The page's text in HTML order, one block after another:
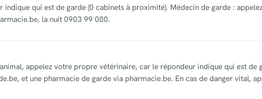
qui est de garde (0 cabinets à proximité). Médecin de garde :
la nuit 0903 99 000.
appelez votre propre vétérinaire, car le répondeur indique qui est de
et une pharmacie de garde via pharmacie.be. En cas de danger vital,